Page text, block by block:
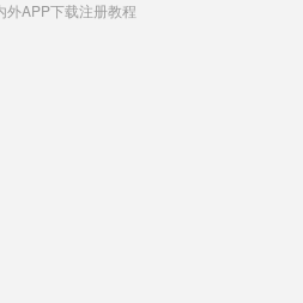
外APP下载注册教程